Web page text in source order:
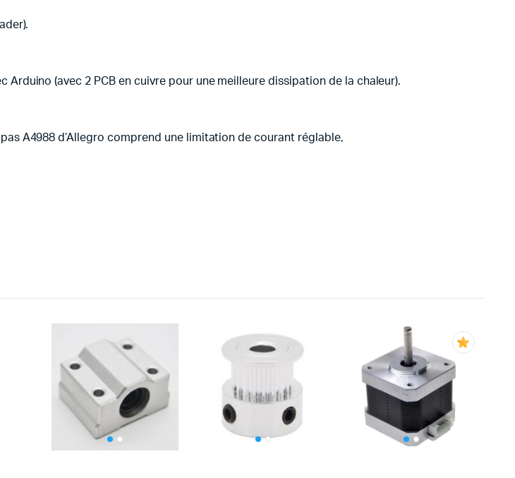
(avec 2 PCB en cuivre pour une meilleure dissipation de la chaleur).
A4988 d’Allegro comprend une limitation de courant réglable,